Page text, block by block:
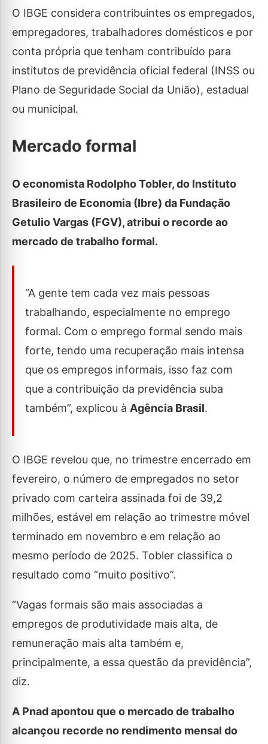
O IBGE considera contribuintes os empregados,
empregadores, trabalhadores domésticos e por
conta própria que tenham contribuído para
institutos de previdência oficial federal (INSS ou
Plano de Seguridade Social da União), estadual
ou municipal.
Mercado formal
O economista Rodolpho Tobler, do Instituto
Brasileiro de Economia (Ibre) da Fundação
Getulio Vargas (FGV), atribui o recorde ao
mercado de trabalho formal.
“A gente tem cada vez mais pessoas
trabalhando, especialmente no emprego
formal. Com o emprego formal sendo mais
forte, tendo uma recuperação mais intensa
que os empregos informais, isso faz com
que a contribuição da previdência suba
também”, explicou à Agência Brasil.
O IBGE revelou que, no trimestre encerrado em
fevereiro, o número de empregados no setor
privado com carteira assinada foi de 39,2
milhões, estável em relação ao trimestre móvel
terminado em novembro e em relação ao
mesmo período de 2025. Tobler classifica o
resultado como “muito positivo”.
“Vagas formais são mais associadas a
empregos de produtividade mais alta, de
remuneração mais alta também e,
principalmente, a essa questão da previdência”,
diz.
A Pnad apontou que o mercado de trabalho
alcançou recorde no rendimento mensal do